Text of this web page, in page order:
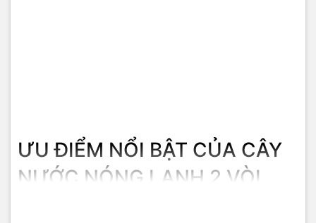
ƯU ĐIỂM NỔI BẬT CỦA CÂY
NƯỚC NÓNG LẠNH 2 VÒI